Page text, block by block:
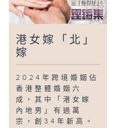
港女嫁「北」
嫁
2024年跨境婚姻佔
香港整體婚姻六
成，其中「港女嫁
內地男」有過萬
宗，創34年新高。